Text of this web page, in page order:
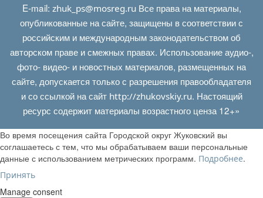
E‑mail: zhuk_ps@mosreg.ruВсе права на материалы,
опубликованные на сайте, защищены в соответствии с
российским и международным законодательством об
авторском праве и смежных правах. Использование аудио-,
фото- видео- и новостных материалов, размещенных на
сайте, допускается только с разрешения правообладателя
и со ссылкой на сайт http://zhukovskiy.ru. Настоящий
ресурс содержит материалы возрастного ценза 12+»
Во время посещения сайта Городской округ Жуковский вы
соглашаетесь с тем, что мы обрабатываем ваши персональные
данные с использованием метрических программ. Подробнее.
Принять
Manage consent